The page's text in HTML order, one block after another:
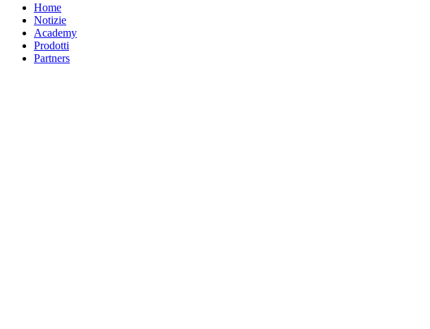
Home
Notizie
Academy
Prodotti
Partners